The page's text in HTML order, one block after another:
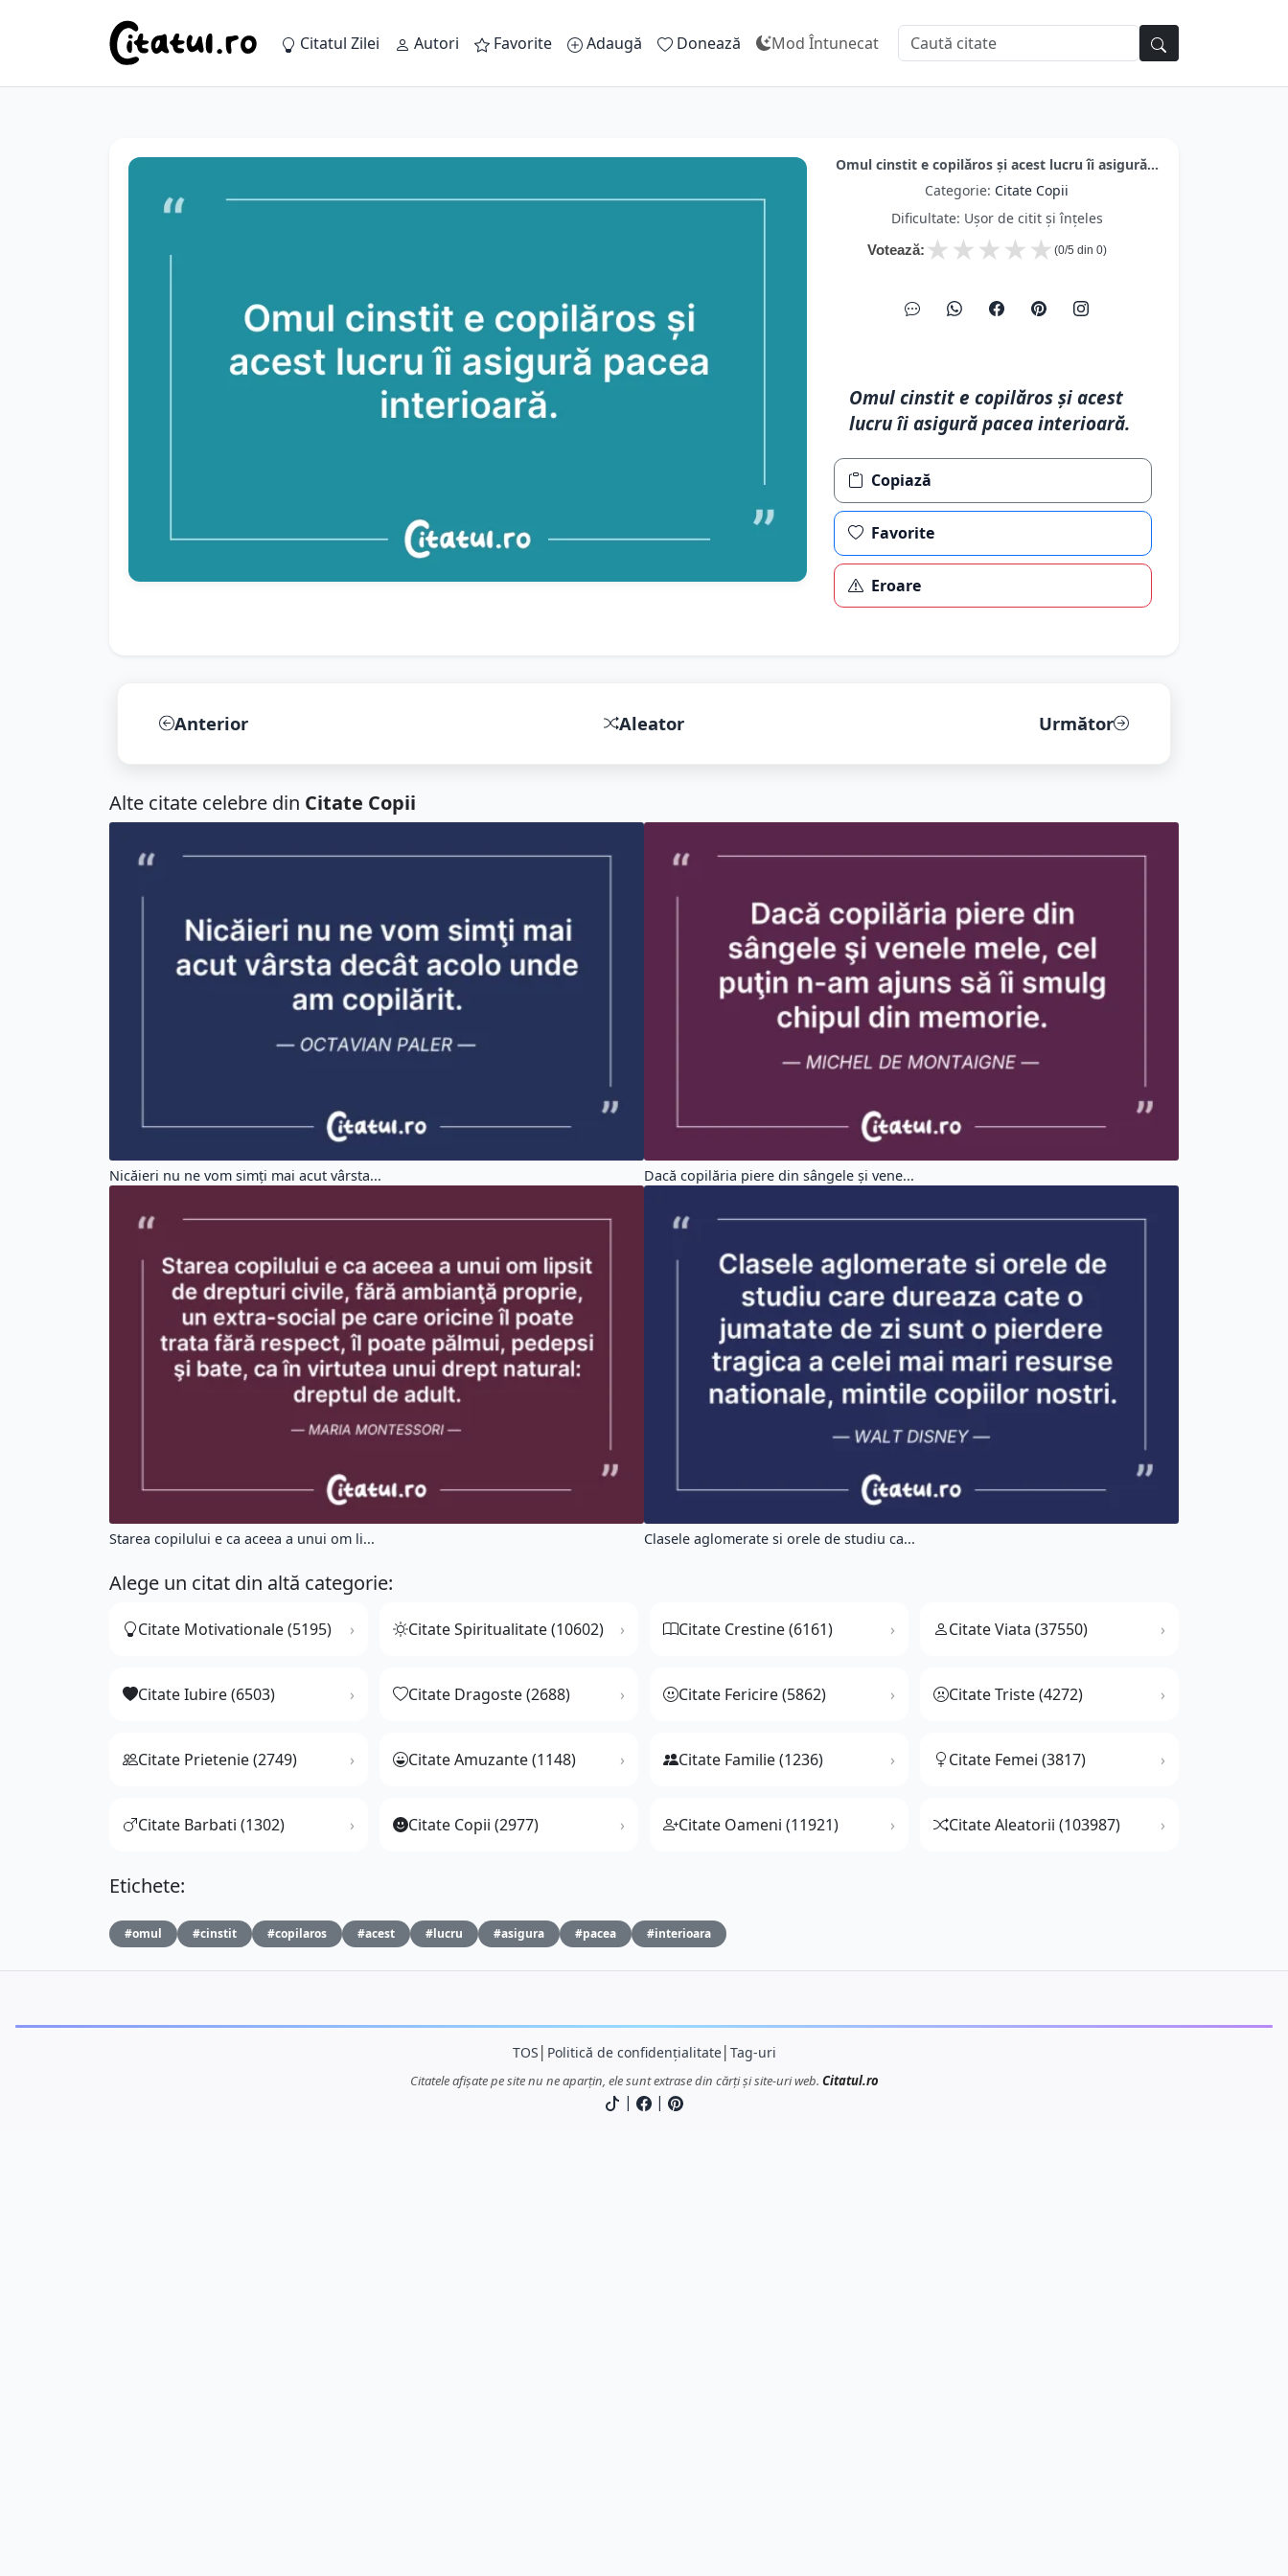
Citatul Zilei Autori Favorite Adaugă Donează Mod Întunecat
Omul cinstit e copilăros și acest lucru îi asigură...
Categorie: Citate Copii
Dificultate: Ușor de citit și înțeles
Votează: ★
★
★
★
★ (0/5 din 0)
Omul cinstit e copilăros și acest
lucru îi asigură pacea interioară.
Copiază
Favorite
Eroare
Anterior Aleator Următor
Alte citate celebre din Citate Copii
Nicăieri nu ne vom simţi mai acut vârsta... Dacă copilăria piere din sângele şi vene...
Starea copilului e ca aceea a unui om li... Clasele aglomerate si orele de studiu ca...
Alege un citat din altă categorie:
Citate Motivationale (5195) Citate Spiritualitate (10602) Citate Crestine (6161) Citate Viata (37550)
Citate Iubire (6503) Citate Dragoste (2688) Citate Fericire (5862) Citate Triste (4272)
Citate Prietenie (2749) Citate Amuzante (1148) Citate Familie (1236) Citate Femei (3817)
Citate Barbati (1302) Citate Copii (2977) Citate Oameni (11921) Citate Aleatorii (103987)
Etichete:
#omul #cinstit #copilaros #acest #lucru #asigura #pacea #interioara
TOS Politică de confidențialitate│ Tag-uri
Citatele afișate pe site nu ne aparțin, ele sunt extrase din cărți și site-uri web. Citatul.ro
| |